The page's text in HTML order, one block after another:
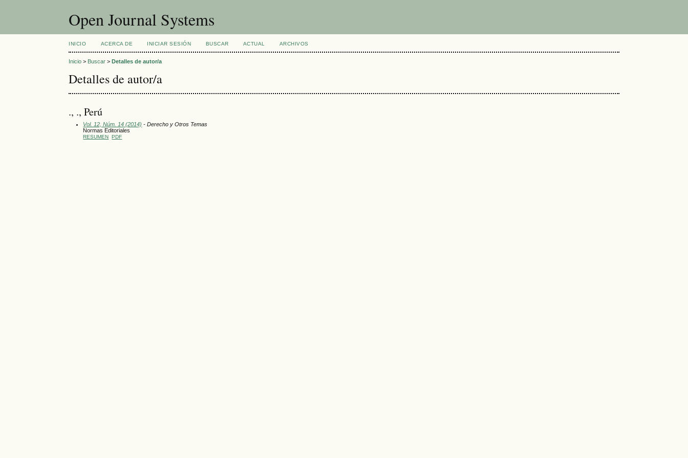
Open Journal Systems
INICIO ACERCA DE INICIAR SESIÓN BUSCAR ACTUAL ARCHIVOS
Inicio > Buscar >Detalles de autor/a
Detalles de autor/a
., ., Perú
Vol. 12, Núm. 14 (2014) - Derecho y Otros Temas
Normas Editoriales
RESUMEN PDF